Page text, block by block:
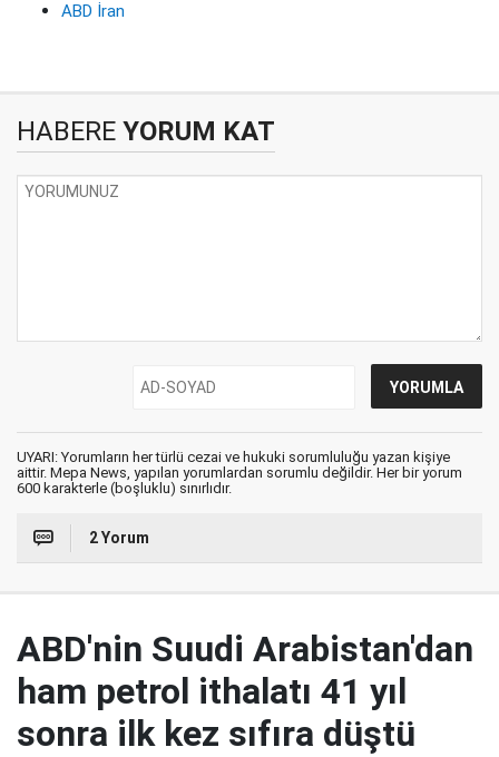
ABD İran
HABERE YORUM KAT
UYARI: Yorumların her türlü cezai ve hukuki sorumluluğu yazan kişiye
aittir. Mepa News, yapılan yorumlardan sorumlu değildir. Her bir yorum
600 karakterle (boşluklu) sınırlıdır.
2 Yorum
ABD'nin Suudi Arabistan'dan
ham petrol ithalatı 41 yıl
sonra ilk kez sıfıra düştü